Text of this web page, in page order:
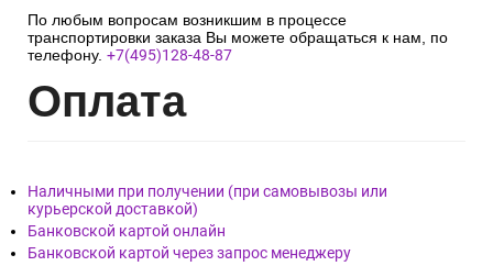
По любым вопросам возникшим в процессе
транспортировки заказа Вы можете обращаться к нам, по
телефону. +7(495)128-48-87
Оплата
Наличными при получении (при самовывозы или
курьерской доставкой)
Банковской картой онлайн
Банковской картой через запрос менеджеру